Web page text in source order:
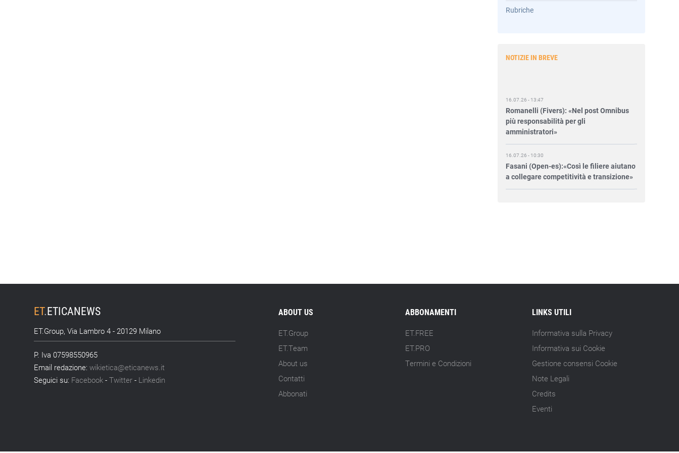
Rubriche
NOTIZIE IN BREVE
Romanelli (Fivers): «Nel post Omnibus
più responsabilità per gli
amministratori»
Fasani (Open-es):«Così le filiere aiutano
a collegare competitività e transizione»
Direttiva Empowering: come gestire le
Gramegna (ERG): «Valutare gli impatti
14.07.26 - 11:00
Tornano le Settimane SRI: oltre 20
14.07.26 - 10:00
ET.ETICANEWS
ET.Group, Via Lambro 4 - 20129 Milano
P. Iva 07598550965
Email redazione:wikietica@eticanews.it
Seguici su: Facebook -Twitter - Linkedin
ABOUT US
ET.Group
ET.Team
About us
Contatti
Abbonati
ABBONAMENTI
ET.FREE
ET.PRO
Termini e Condizioni
LINKS UTILI
Informativa sulla Privacy
Informativa sui Cookie
Gestione consensi Cookie
Note Legali
Credits
Eventi